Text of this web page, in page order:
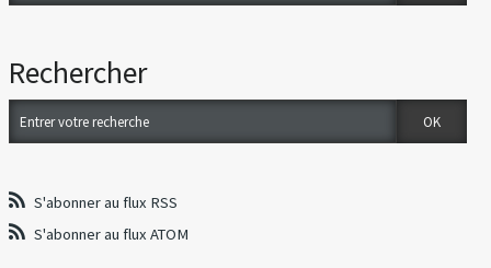
Rechercher
S'abonner au flux RSS
S'abonner au flux ATOM